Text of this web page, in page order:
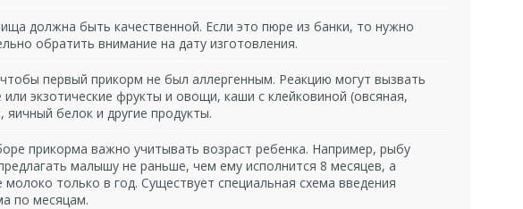
должна быть качественной. Если это пюре из банки, то нужно
обратить внимание на дату изготовления.
первый прикорм не был аллергенным. Реакцию могут вызвать
или экзотические фрукты и овощи, каши с клейковиной (овсяная,
яичный белок и другие продукты.
прикорма важно учитывать возраст ребенка. Например, рыбу
малышу не раньше, чем ему исполнится 8 месяцев, а
молоко только в год. Существует специальная схема введения
по месяцам.